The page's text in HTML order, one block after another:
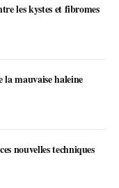
les kystes et fibromes
la mauvaise haleine
nouvelles techniques